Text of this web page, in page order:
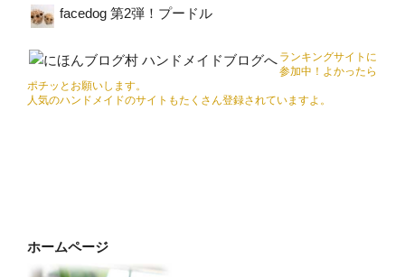
facedog 第2弾！プードル
ランキングサイトに
参加中！よかったら
ポチッとお願いします。
人気のハンドメイドのサイトもたくさん登録されていますよ。
ホームページ